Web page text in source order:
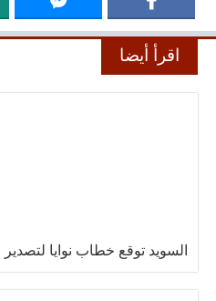
اقرأ أيضا
السويد توقع خطاب نوايا لتصدير